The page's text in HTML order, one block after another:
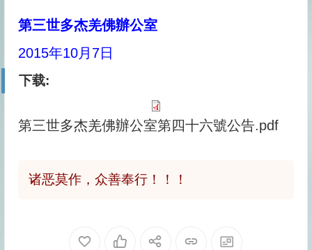
第三世多杰羌佛辦公室
2015年10月7日
下载:
第三世多杰羌佛辦公室第四十六號公告.pdf
诸恶莫作，众善奉行！！！